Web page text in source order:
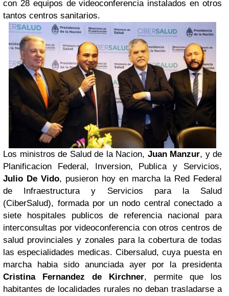
con 28 equipos de videoconferencia instalados en otros
tantos centros sanitarios.
Los ministros de Salud de la Nacion, Juan Manzur, y de
Planificacion Federal, Inversion, Publica y Servicios,
Julio De Vido, pusieron hoy en marcha la Red Federal
de Infraestructura y Servicios para la Salud
(CiberSalud), formada por un nodo central conectado a
siete hospitales publicos de referencia nacional para
interconsultas por videoconferencia con otros centros de
salud provinciales y zonales para la cobertura de todas
las especialidades medicas. Cibersalud, cuya puesta en
marcha habia sido anunciada ayer por la presidenta
Cristina Fernandez de Kirchner, permite que los
habitantes de localidades rurales no deban trasladarse a